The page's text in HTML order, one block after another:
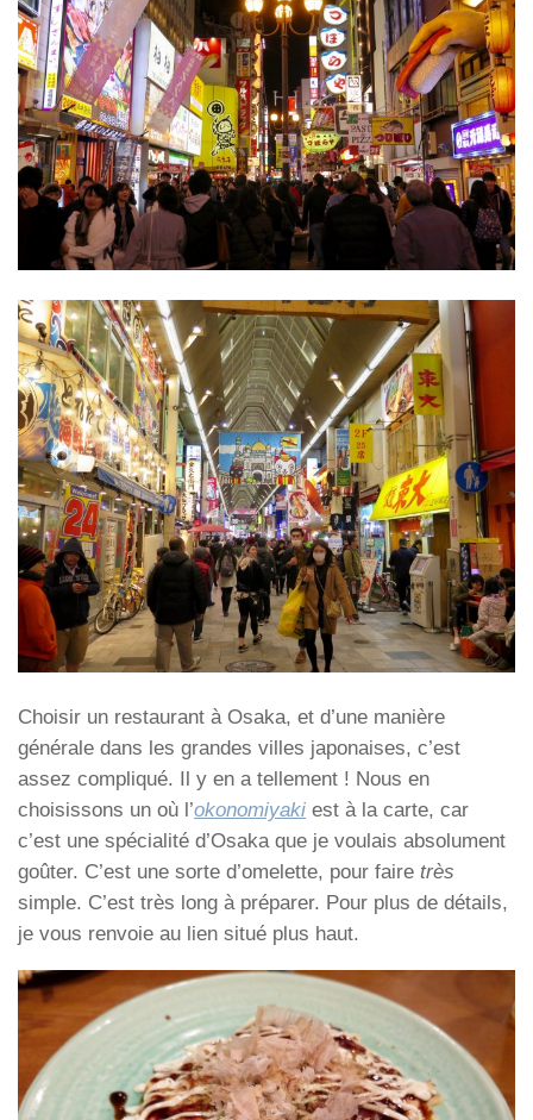
Choisir un restaurant à Osaka, et d’une manière
générale dans les grandes villes japonaises, c’est
assez compliqué. Il y en a tellement ! Nous en
choisissons un où l’okonomiyaki est à la carte, car
c’est une spécialité d’Osaka que je voulais absolument
goûter. C’est une sorte d’omelette, pour faire très
simple. C’est très long à préparer. Pour plus de détails,
je vous renvoie au lien situé plus haut.